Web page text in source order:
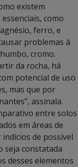
existem
como
ferro, e
problemas à
cromo.
da rocha, há
potencial de uso
mas que por
assinala.
entre solos
em áreas de
de possível
seja constatada
desses elementos